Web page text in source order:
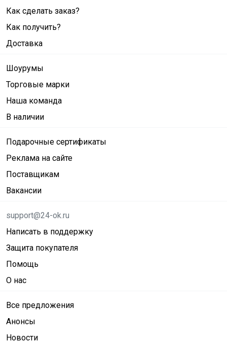
Как сделать заказ?
Как получить?
Доставка
Шоурумы
Торговые марки
Наша команда
В наличии
Подарочные сертификаты
Реклама на сайте
Поставщикам
Вакансии
support@24-ok.ru
Написать в поддержку
Защита покупателя
Помощь
О нас
Все предложения
Анонсы
Новости